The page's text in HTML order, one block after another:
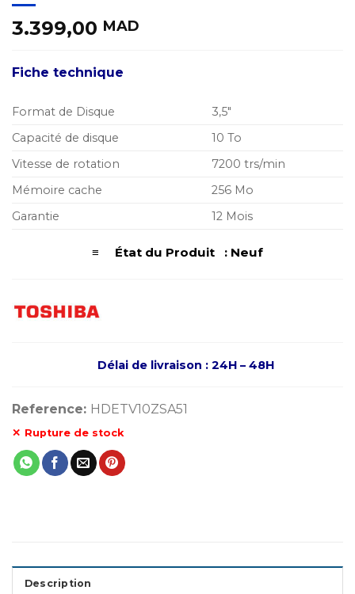
3.399,00 MAD
Fiche technique
Format de Disque
3,5″
Capacité de disque
10 To
Vitesse de rotation
7200 trs/min
Mémoire cache
256 Mo
Garantie
12 Mois
≡ État du Produit : Neuf
Délai de livraison : 24H – 48H
Reference: HDETV10ZSA51
Rupture de stock
Description